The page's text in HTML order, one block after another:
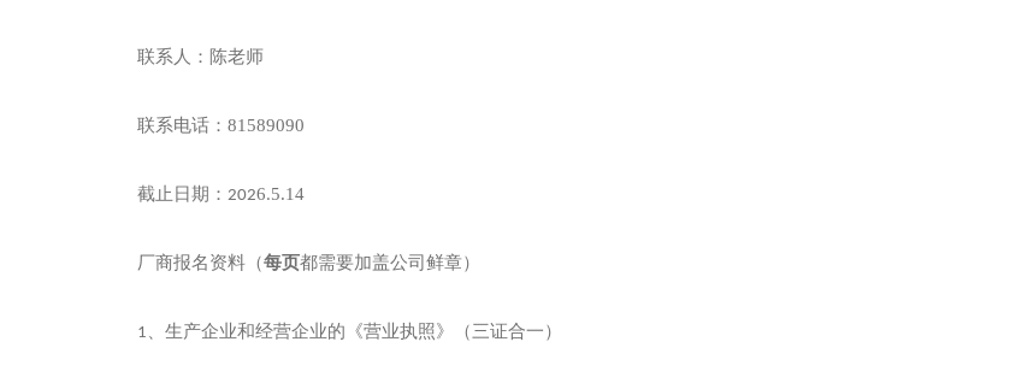
联系人： 陈老师
联系电话： 81589090
截止日期： 2026.5.14
厂商报名资料（ 每页都需要加盖公司鲜章）
1 、生产企业和经营企业的《营业执照》（三证合一）